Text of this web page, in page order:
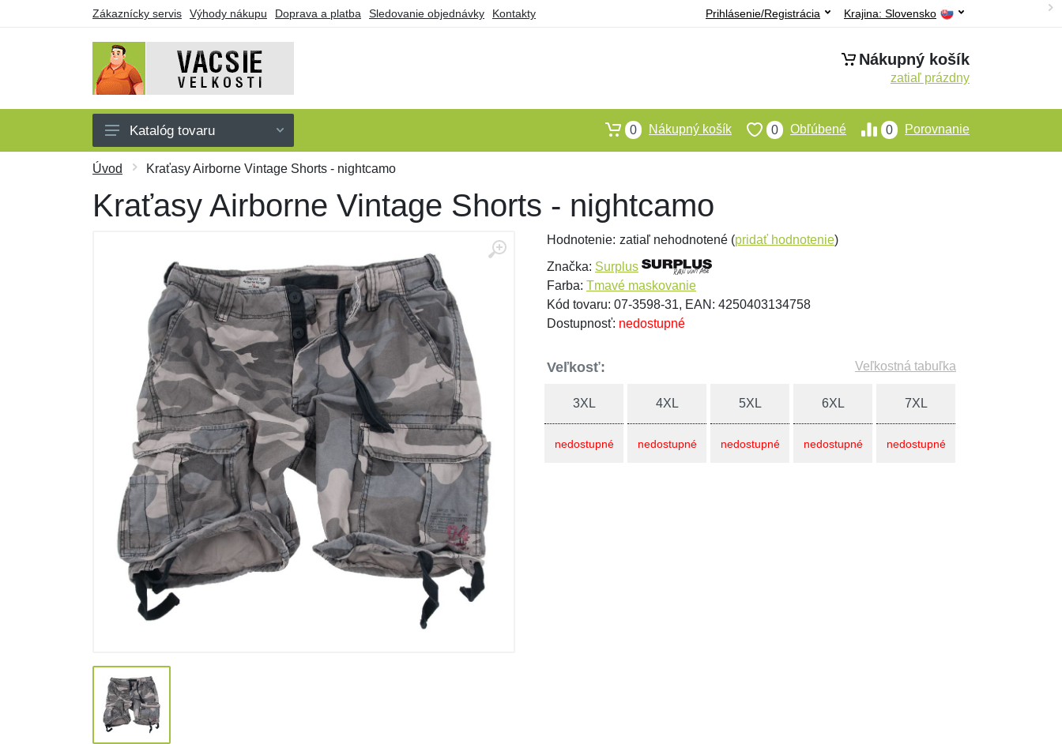
Zákaznícky servis Výhody nákupu Doprava a platba Sledovanie objednávky Kontakty Krajina: Slovensko
Prihlásenie/Registrácia
Nákupný košík
zatiaľ prázdny
Pánske
Dámske
Obuv a ponožky
Darčekové poukazy
Výpredaj
Katalóg tovaru 0 Porovnanie
0 Obľúbené
0 Nákupný košík
Úvod Kraťasy Airborne Vintage Shorts - nightcamo
Kraťasy Airborne Vintage Shorts - nightcamo
Hodnotenie: zatiaľ nehodnotené (pridať hodnotenie)
Značka: Surplus
Farba: Tmavé maskovanie
Kód tovaru: 07-3598-31, EAN: 4250403134758
Dostupnosť: nedostupné
Veľkosť: Veľkostná tabuľka
3XL
nedostupné
4XL
nedostupné
5XL
nedostupné
6XL
nedostupné
7XL
nedostupné